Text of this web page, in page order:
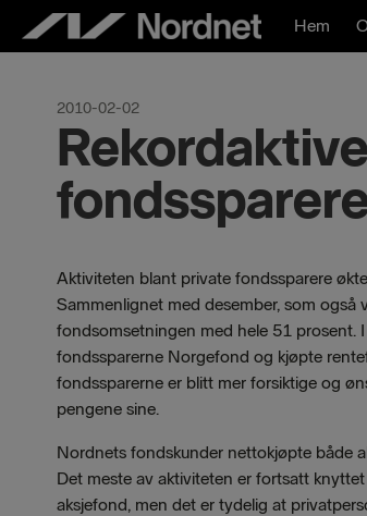
Hoppa
Hem
2010-02-02
Aktiviteten blant private fondssparere
Sammenlignet med desember, som også
fondsomsetningen med hele 51 prosent.
fondssparerne Norgefond og kjøpte
fondssparerne er blitt mer forsiktige og
pengene sine.
Nordnets fondskunder nettokjøpte både
Det meste av aktiviteten er fortsatt
aksjefond, men det er tydelig at